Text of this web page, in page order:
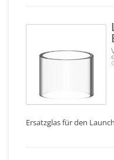
Ersatzglas für den